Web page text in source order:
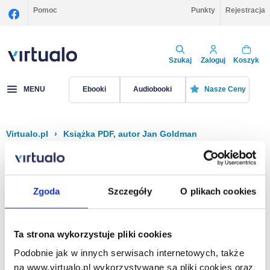
Zgoda Szczegóły O plikach cookies
Ta strona wykorzystuje pliki cookies
Podobnie jak w innych serwisach internetowych, także
na www.virtualo.pl wykorzystywane są pliki cookies oraz
Pomoc Punkty Rejestracja
Szukaj Zaloguj Koszyk
MENU Ebooki Audiobooki Nasze Ceny
Virtualo.pl › Książka PDF, autor Jan Goldman
Filtruj Sortuj
Na stronie